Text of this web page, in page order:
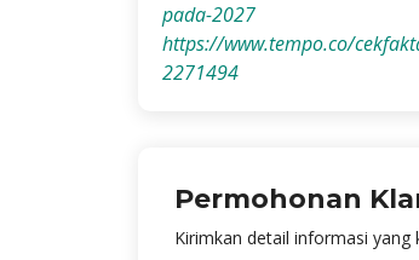
pada-2027
https://www.tempo.co/
2271494
Permohonan
Kirimkan detail informasi